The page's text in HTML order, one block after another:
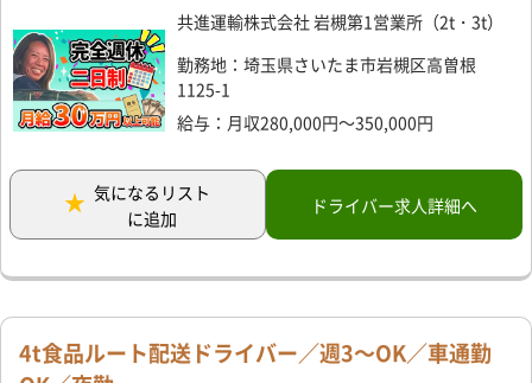
共進運輸株式会社 岩槻第1営業所（2t・3t）
勤務地：埼玉県さいたま市岩槻区高曽根
1125-1
給与：月収280,000円～350,000円
気になるリスト
に追加
ドライバー求人詳細へ
4t食品ルート配送ドライバー／週3～OK／車通勤